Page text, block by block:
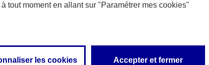
tout moment en allant sur "Paramétrer mes cookies"
les cookies Accepter et fermer